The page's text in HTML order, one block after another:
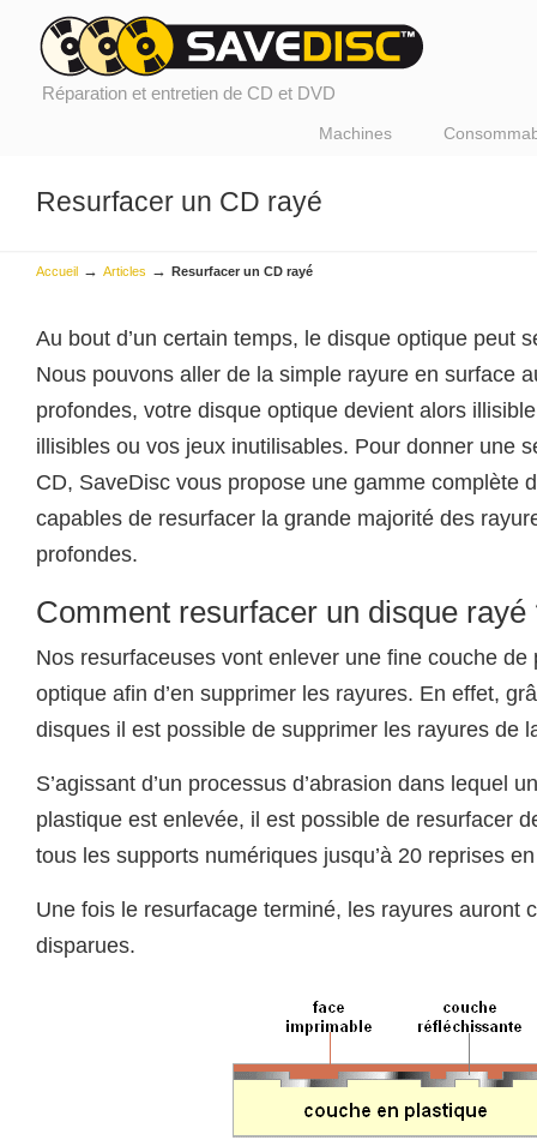
Réparation et entretien de CD et DVD
Machines
Resurfacer un CD rayé
Accueil → Articles → Resurfacer un CD rayé
Au bout d’un certain temps, le disque optique peut
Nous pouvons aller de la simple rayure en surface
profondes, votre disque optique devient alors
illisibles ou vos jeux inutilisables. Pour donner une
CD, SaveDisc vous propose une gamme complète
capables de resurfacer la grande majorité des
profondes.
Comment resurfacer un disque rayé
Nos resurfaceuses vont enlever une fine couche de
optique afin d’en supprimer les rayures. En effet,
disques il est possible de supprimer les rayures de
S’agissant d’un processus d’abrasion dans lequel
plastique est enlevée, il est possible de resurfacer
tous les supports numériques jusqu’à 20 reprises
Une fois le resurfacage terminé, les rayures auront
disparues.